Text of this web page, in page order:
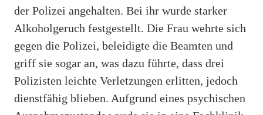
der Polizei angehalten. Bei ihr wurde starker
Alkoholgeruch festgestellt. Die Frau wehrte sich
gegen die Polizei, beleidigte die Beamten und
griff sie sogar an, was dazu führte, dass drei
Polizisten leichte Verletzungen erlitten, jedoch
dienstfähig blieben. Aufgrund eines psychischen